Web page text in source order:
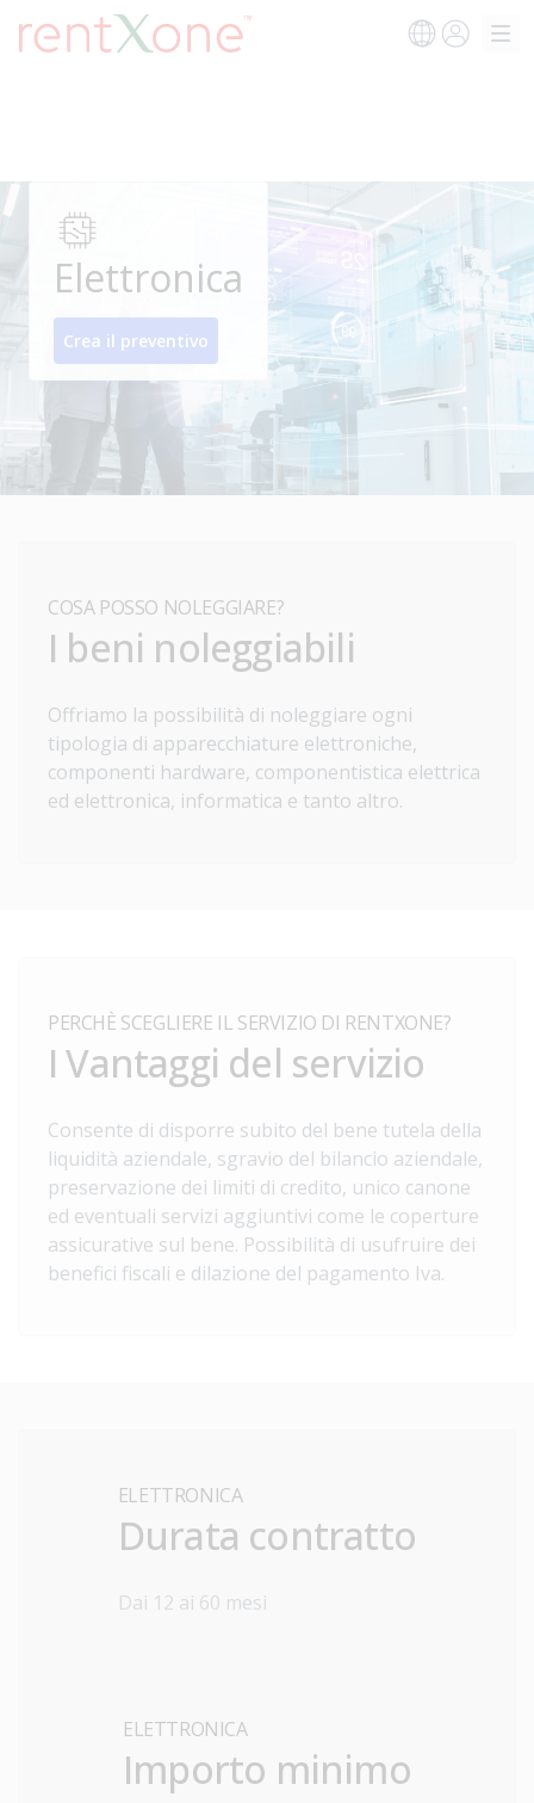
Elettronica
Crea il preventivo
COSA POSSO NOLEGGIARE?
I beni noleggiabili
Offriamo la possibilità di noleggiare ogni
tipologia di apparecchiature elettroniche,
componenti hardware, componentistica elettrica
ed elettronica, informatica e tanto altro.
PERCHÈ SCEGLIERE IL SERVIZIO DI RENTXONE?
I Vantaggi del servizio
Consente di disporre subito del bene tutela della
liquidità aziendale, sgravio del bilancio aziendale,
preservazione dei limiti di credito, unico canone
ed eventuali servizi aggiuntivi come le coperture
assicurative sul bene. Possibilità di usufruire dei
benefici fiscali e dilazione del pagamento Iva.
ELETTRONICA
Durata contratto
Dai 12 ai 60 mesi
ELETTRONICA
Importo minimo